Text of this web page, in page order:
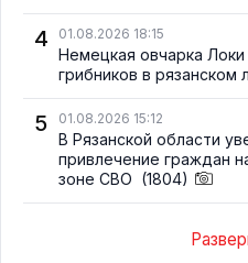
4 01.08.2026 18:15
Немецкая овчарка
грибников в рязанском
5 01.08.2026 15:12
В Рязанской области
привлечение граждан
зоне СВО (1804)